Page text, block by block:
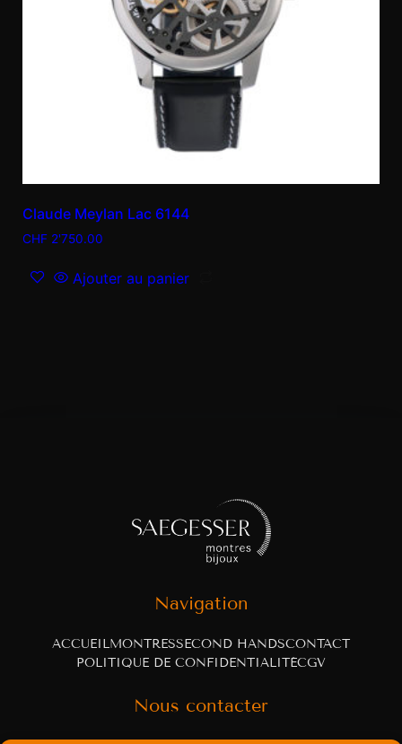
Claude Meylan Lac 6144
CHF 2'750.00
Ajouter au panier
Navigation
ACCUEILMONTRESSECOND HANDSCONTACT
POLITIQUE DE CONFIDENTIALITÉCGV
Nous contacter